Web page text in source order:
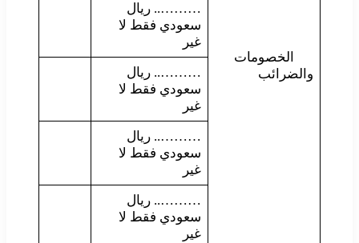
الخصومات
والضرائب
……….. ريال
سعودي فقط لا
غير
……….. ريال
سعودي فقط لا
غير
……….. ريال
سعودي فقط لا
غير
……….. ريال
سعودي فقط لا
غير